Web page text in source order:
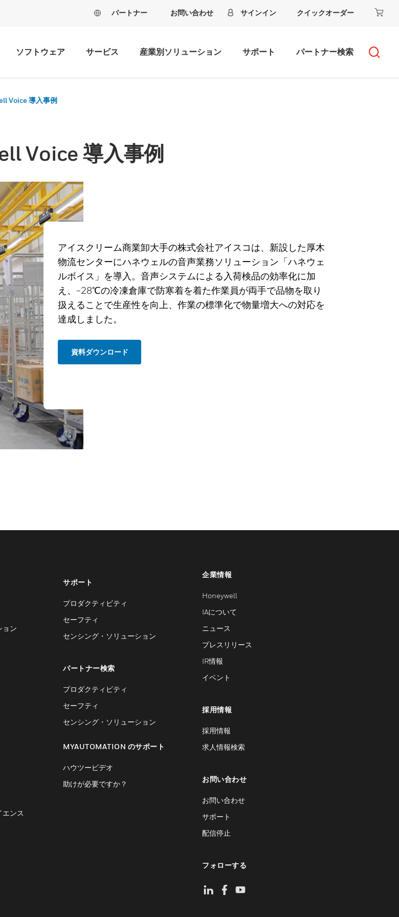
パートナー お問い合わせ サインイン クイックオーダー
ソフトウェア サービス 産業別ソリューション サポート パートナー検索
Voice 導入事例
Voice 導入事例
アイスクリーム商業卸大手の株式会社アイスコは、新設した厚木
物流センターにハネウェルの音声業務ソリューション「ハネウェ
ルボイス」を導入。音声システムによる入荷検品の効率化に加
え、−28℃の冷凍倉庫で防寒着を着た作業員が両手で品物を取り
扱えることで生産性を向上、作業の標準化で物量増大への対応を
達成しました。
資料ダウンロード
ョン
ンス
サポート
プロダクティビティ
セーフティ
センシング・ソリューション
パートナー検索
プロダクティビティ
セーフティ
センシング・ソリューション
MYAUTOMATION のサポート
ハウツービデオ
助けが必要ですか？
企業情報
Honeywell
IAについて
ニュース
プレスリリース
IR情報
イベント
採用情報
採用情報
求人情報検索
お問い合わせ
お問い合わせ
サポート
配信停止
フォローする